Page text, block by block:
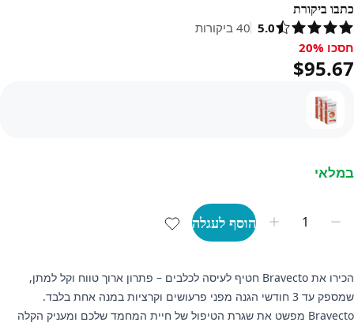
כתבו ביקורת
5.0
40 ביקורות
חסכו 20%, $95.67
חסכו 20%
$95.67
במלאי
הוסף לעגלה
הכירו את Bravecto חטיף לעיסה לכלבים – פתרון ארוך טווח וקל למתן,
שמספק עד 3 חודשי הגנה מפני פרעושים וקרציות במנה אחת בלבד.
Bravecto מפשט את שגרת הטיפול של חיית המחמד שלכם ומעניק הקלה